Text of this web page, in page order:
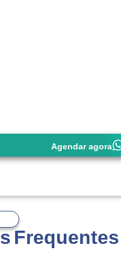
Agendar agora
Frequentes